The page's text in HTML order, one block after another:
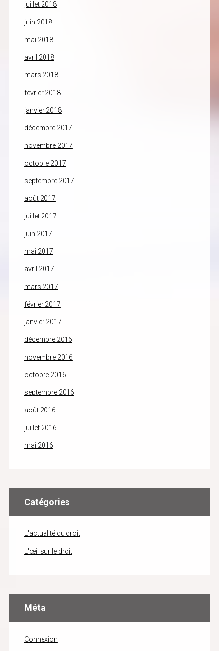
juillet 2018
juin 2018
mai 2018
avril 2018
mars 2018
février 2018
janvier 2018
décembre 2017
novembre 2017
octobre 2017
septembre 2017
août 2017
juillet 2017
juin 2017
mai 2017
avril 2017
mars 2017
février 2017
janvier 2017
décembre 2016
novembre 2016
octobre 2016
septembre 2016
août 2016
juillet 2016
mai 2016
Catégories
L'actualité du droit
L'œil sur le droit
Méta
Connexion